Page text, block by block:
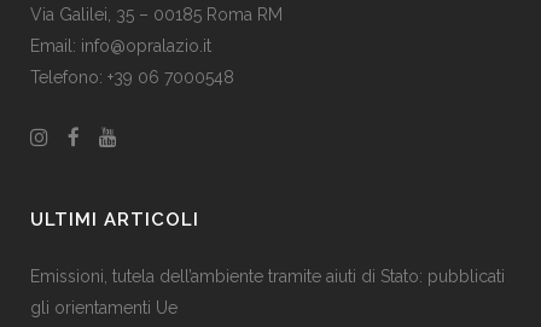
Via Galilei, 35 – 00185 Roma RM
Email: info@opralazio.it
Telefono: +39 06 7000548
ULTIMI ARTICOLI
Emissioni, tutela dell’ambiente tramite aiuti di Stato: pubblicati
gli orientamenti Ue